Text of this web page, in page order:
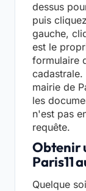
dessus
puis
gauche,
est le
formulaire
cadastrale.
mairie de
les
n'est pas
requête.
Obtenir
Paris11
Quelque